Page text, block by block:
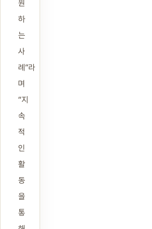
원
하
는
사
례”라
며
“지
속
적
인
활
동
을
통